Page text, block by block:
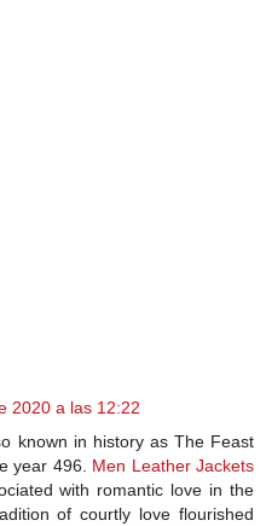
2020 a las 12:22
known in history as The Feast
year 496. Men Leather Jackets
with romantic love in the
of courtly love flourished